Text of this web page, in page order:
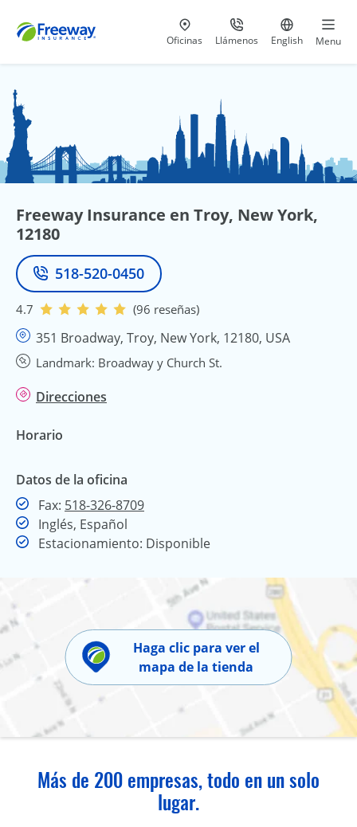
Visita nuestras
Oficinas Llámenos
al 800-441-5533
Ir al sitio
English Menu
Freeway Insurance en Troy, New York,
12180
Teléfono
518-520-0450
4.7 (96 reseñas)
351 Broadway, Troy, New York, 12180, USA
Landmark: Broadway y Church St.
Direcciones
Horario
Datos de la oficina
Fax: 518-326-8709Fax
Inglés, Español
Estacionamiento: Disponible
Haga clic para ver el
mapa de la tienda
Más de 200 empresas, todo en un solo
lugar.